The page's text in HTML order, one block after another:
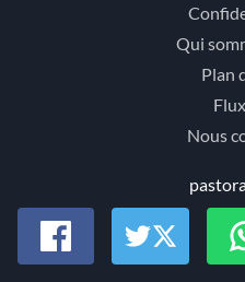
Qui
Plan
Nous